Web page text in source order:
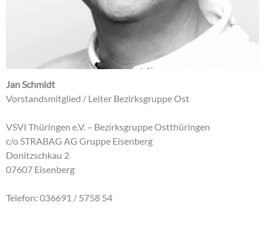
Jan Schmidt
Vorstandsmitglied / Leiter Bezirksgruppe Ost
VSVI Thüringen e.V. – Bezirksgruppe Ostthüringen
c/o STRABAG AG Gruppe Eisenberg
Donitzschkau 2
07607 Eisenberg
Telefon: 036691 / 5758 54